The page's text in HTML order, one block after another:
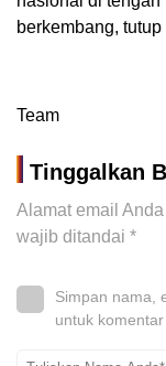
berkembang, tutup
Team
Tinggalkan
Alamat email
wajib ditandai *
Simpan nama,
untuk